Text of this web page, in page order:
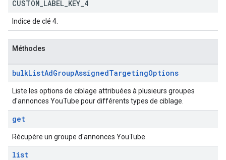
CUSTOM LABEL KEY 4
Indice de clé 4.
Méthodes
bulkListAdGroupAssignedTargetingOptions
Liste les options de ciblage attribuées à plusieurs groupes
d'annonces YouTube pour différents types de ciblage.
get
Récupère un groupe d'annonces YouTube.
list